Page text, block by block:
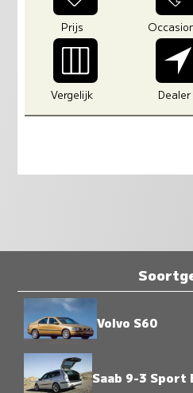
Prijs
Vergelijk Dealer
Volvo S60
Saab 9-3 Sport